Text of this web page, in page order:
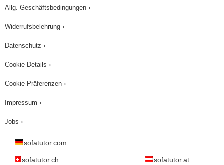
Allg. Geschäftsbedingungen ›
Widerrufsbelehrung ›
Datenschutz ›
Cookie Details ›
Cookie Präferenzen ›
Impressum ›
Jobs ›
sofatutor.com
sofatutor.ch sofatutor.at